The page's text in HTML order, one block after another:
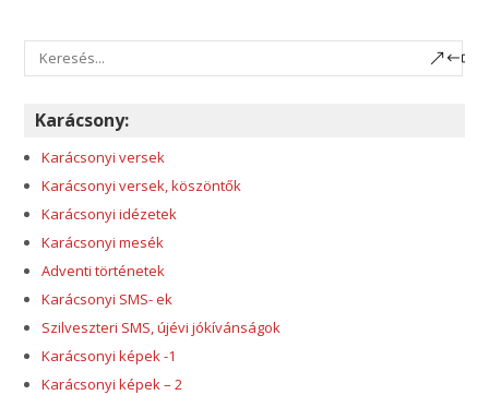
Karácsony:
Karácsonyi versek
Karácsonyi versek, köszöntők
Karácsonyi idézetek
Karácsonyi mesék
Adventi történetek
Karácsonyi SMS- ek
Szilveszteri SMS, újévi jókívánságok
Karácsonyi képek -1
Karácsonyi képek – 2